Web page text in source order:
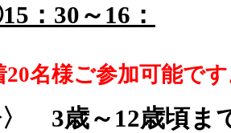
：30～16：
名様ご参加可能で
3歳～12歳頃ま